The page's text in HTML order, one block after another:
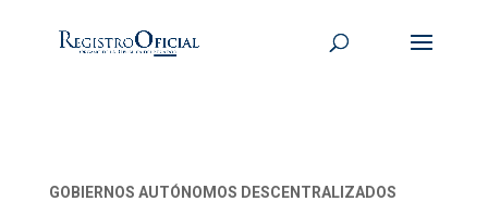
GOBIERNOS AUTÓNOMOS DESCENTRALIZADOS